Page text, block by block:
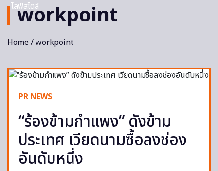
ไลฟ์สไตล์
workpoint
Home/ workpoint
PR NEWS
“ร้องข้ามกำแพง” ดังข้าม
ประเทศ เวียดนามซื้อลงช่อง
อันดับหนึ่ง